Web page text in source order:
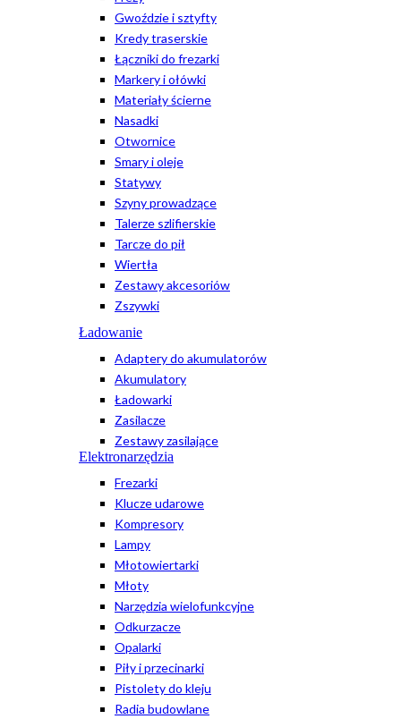
Gwoździe i sztyfty
Kredy traserskie
Łączniki do frezarki
Markery i ołówki
Materiały ścierne
Nasadki
Otwornice
Smary i oleje
Statywy
Szyny prowadzące
Talerze szlifierskie
Tarcze do pił
Wiertła
Zestawy akcesoriów
Zszywki
Ładowanie
Adaptery do akumulatorów
Akumulatory
Ładowarki
Zasilacze
Zestawy zasilające
Elektronarzędzia
Frezarki
Klucze udarowe
Kompresory
Lampy
Młotowiertarki
Młoty
Narzędzia wielofunkcyjne
Odkurzacze
Opalarki
Piły i przecinarki
Pistolety do kleju
Radia budowlane